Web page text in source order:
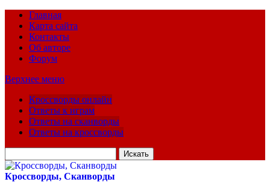
Главная
Карта сайта
Контакты
Об авторе
Форум
Верхнее меню
Кроссворды онлайн
Ответы к играм
Ответы на сканворды
Ответы на кроссворды
для:
Кроссворды, Сканворды